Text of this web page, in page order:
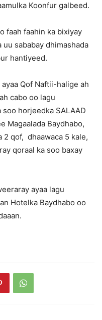
Koonfur galbeed.
faah faahin ka bixiyay
uu sababay dhimashada
hantiyeed.
ayaa Qof Naftii-halige ah
cabo oo lagu
soo horjeedka SALAAD
Magaalada Baydhabo,
2 qof, dhaawaca 5 kale,
qoraal ka soo baxay
ayaa lagu
Hotelka Baydhabo oo